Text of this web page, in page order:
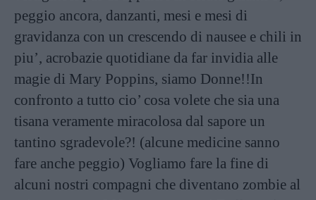
peggio ancora, danzanti, mesi e mesi di
gravidanza con un crescendo di nausee e chili in
piu’, acrobazie quotidiane da far invidia alle
magie di Mary Poppins, siamo Donne!!In
confronto a tutto cio’ cosa volete che sia una
tisana veramente miracolosa dal sapore un
tantino sgradevole?! (alcune medicine sanno
fare anche peggio) Vogliamo fare la fine di
alcuni nostri compagni che diventano zombie al